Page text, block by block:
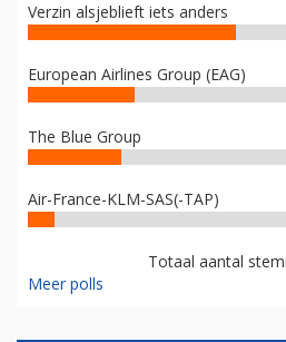
Verzin alsjeblieft iets anders
European Airlines Group (EAG)
The Blue Group
Air-France-KLM-SAS(-TAP)
Totaal aantal
Meer polls